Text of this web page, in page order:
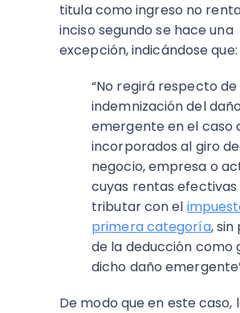
titula como ingreso no
inciso segundo se hace una
excepción, indicándose que:
“No regirá respecto de
indemnización del daño
emergente en el caso
incorporados al giro
negocio, empresa o
cuyas rentas
tributar con el
primera categoría, sin
de la deducción como
dicho daño
De modo que en este caso,